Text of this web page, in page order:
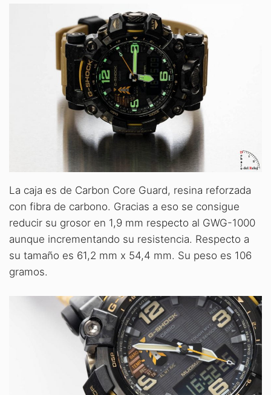
La caja es de Carbon Core Guard, resina reforzada
con fibra de carbono. Gracias a eso se consigue
reducir su grosor en 1,9 mm respecto al GWG-1000
aunque incrementando su resistencia. Respecto a
su tamaño es 61,2 mm x 54,4 mm. Su peso es 106
gramos.